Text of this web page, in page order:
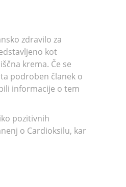
zdravilo za
kot
krema. Če se
podroben članek o
informacije o tem
pozitivnih
o Cardioksilu, kar